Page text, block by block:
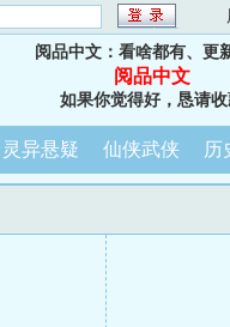
阅品中文：看啥都有、更
阅品中文
如果你觉得好，恳请
灵异悬疑 仙侠武侠 历